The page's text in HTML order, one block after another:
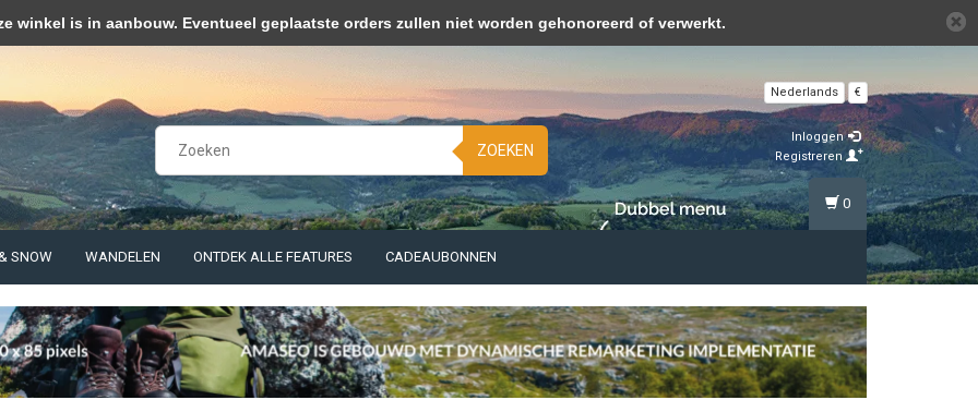
ZOEKEN
Nederlands €
Inloggen
Registreren
SNOW WANDELEN ONTDEK ALLE FEATURES CADEAUBONNEN
0
op om onze website te verbeteren. Is dat akkoord? Ja Nee Meer over cookies »
winkel is in aanbouw. Eventueel geplaatste orders zullen niet worden gehonoreerd of verwerkt.